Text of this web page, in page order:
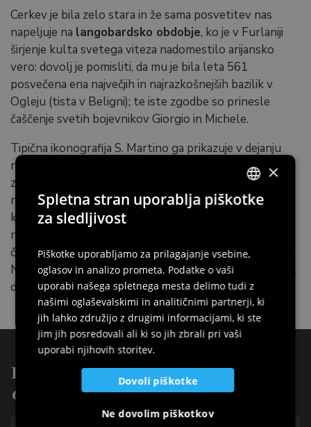
Cerkev je bila zelo stara in že sama posvetitev nas
napeljuje na langobardsko obdobje, ko je v Furlaniji
širjenje kulta svetega viteza nadomestilo arijansko
vero: dovolj je pomisliti, da mu je bila leta 561
posvečena ena največjih in najrazkošnejših bazilik v
Ogleju (tista v Beligni); te iste zgodbe so prinesle
čaščenje svetih bojevnikov Giorgio in Michele.
Tipična ikonografija S. Martino ga prikazuje v dejanju
rezanja kosa svojega plašča, da ga podari, kot škofa z
zmajem in kačo v roki. Ljudske navade, povezane z
njegovim kultom, so v veliki meri odvisne od
koledarskega položaja njegovega praznika (11.
november), ki pade v pozno jesen, obdobje trgatve in
čas obilja po žetvi ter hkrati čas podnebnih sprememb.
Njegov praznik je v preteklosti za Furlane predstavljal
datum letne obnove kmetijskih pogodb ali selitev.
Drugi zanimivosti iz:
Cerkev in votivne kapele
GERMAN
SLOVENIAN
×
Spletna stran uporablja piškotke
za sledljivost
Piškotke uporabljamo za prilagajanje vsebine,
oglasov in analizo prometa. Podatke o vaši
uporabi našega spletnega mesta delimo tudi z
našimi oglaševalskimi in analitičnimi partnerji, ki
jih lahko združijo z drugimi informacijami, ki ste
jim jih posredovali ali ki so jih zbrali pri vaši
uporabi njihovih storitev.
Dovoli piškotke
Ne dovolim piškotkov